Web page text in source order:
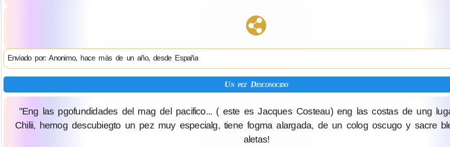
Enviado por: Anonimo, hace más de un año, desde España
Un pez Desconocido
"Eng las pgofundidades del mag del pacifico... ( este es Jacques Costeau) eng las costas de ung
Chilii, hemog descubiegto un pez muy especialg, tiene fogma alargada, de un colog oscugo y sacre
aletas!